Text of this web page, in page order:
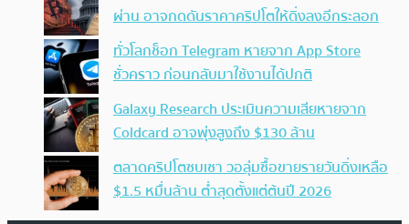
ผ่าน อาจกดดันราคาคริปโตให้ดิ่งลงอีกระลอก
ทั่วโลกช็อก Telegram หายจาก App Store
ชั่วคราว ก่อนกลับมาใช้งานได้ปกติ
Galaxy Research ประเมินความเสียหายจาก
Coldcard อาจพุ่งสูงถึง $130 ล้าน
ตลาดคริปโตซบเซา วอลุ่มซื้อขายรายวันดิ่งเหลือ
$1.5 หมื่นล้าน ต่ำสุดตั้งแต่ต้นปี 2026